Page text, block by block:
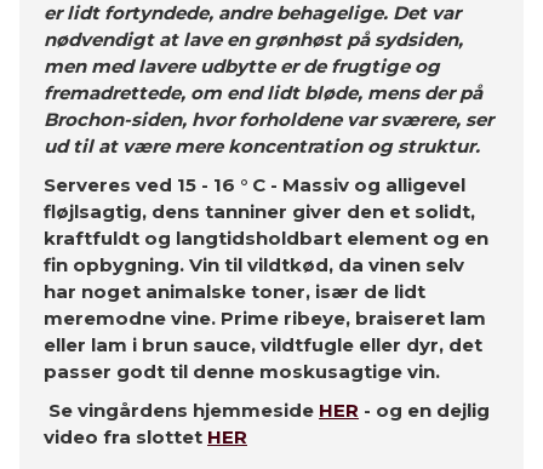
er lidt fortyndede, andre behagelige. Det var
nødvendigt at lave en grønhøst på sydsiden,
men med lavere udbytte er de frugtige og
fremadrettede, om end lidt bløde, mens der på
Brochon-siden, hvor forholdene var sværere, ser
ud til at være mere koncentration og struktur.
Serveres ved 15 - 16 ° C - Massiv og alligevel
fløjlsagtig, dens tanniner giver den et solidt,
kraftfuldt og langtidsholdbart element og en
fin opbygning. Vin til vildtkød, da vinen selv
har noget animalske toner, især de lidt
meremodne vine. Prime ribeye, braiseret lam
eller lam i brun sauce, vildtfugle eller dyr, det
passer godt til denne moskusagtige vin.
Se vingårdens hjemmeside HER - og en dejlig
video fra slottet HER